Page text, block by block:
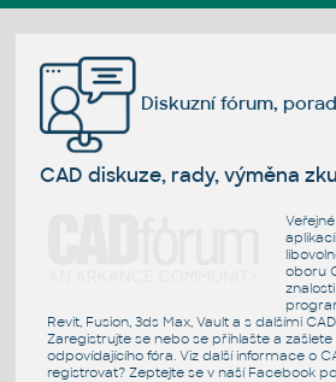
Diskuzní fórum,
CAD diskuze, rady, výměna
oboru
Revit, Fusion, 3ds Max, Vault a s dalšími
Zaregistrujte se nebo se přihlašte a
odpovídajícího fóra. Viz další informace o
registrovat? Zeptejte se v naší Facebook